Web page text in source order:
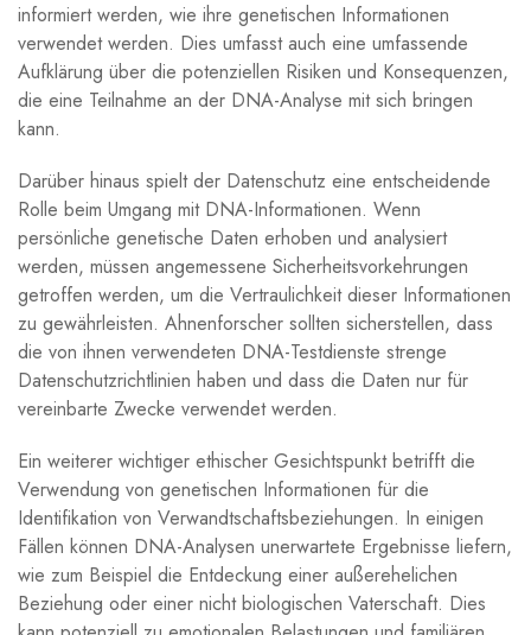
informiert werden, wie ihre genetischen Informationen
verwendet werden. Dies umfasst auch eine umfassende
Aufklärung über die potenziellen Risiken und Konsequenzen,
die eine Teilnahme an der DNA-Analyse mit sich bringen
kann.
Darüber hinaus spielt der Datenschutz eine entscheidende
Rolle beim Umgang mit DNA-Informationen. Wenn
persönliche genetische Daten erhoben und analysiert
werden, müssen angemessene Sicherheitsvorkehrungen
getroffen werden, um die Vertraulichkeit dieser Informationen
zu gewährleisten. Ahnenforscher sollten sicherstellen, dass
die von ihnen verwendeten DNA-Testdienste strenge
Datenschutzrichtlinien haben und dass die Daten nur für
vereinbarte Zwecke verwendet werden.
Ein weiterer wichtiger ethischer Gesichtspunkt betrifft die
Verwendung von genetischen Informationen für die
Identifikation von Verwandtschaftsbeziehungen. In einigen
Fällen können DNA-Analysen unerwartete Ergebnisse liefern,
wie zum Beispiel die Entdeckung einer außerehelichen
Beziehung oder einer nicht biologischen Vaterschaft. Dies